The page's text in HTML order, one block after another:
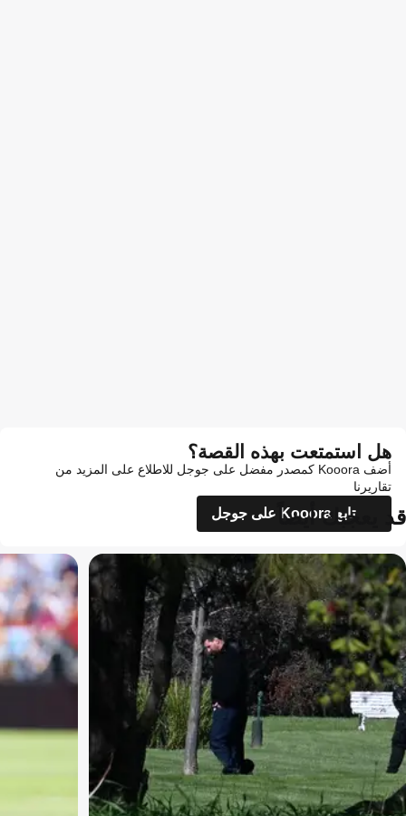
هل استمتعت بهذه القصة؟
أضف Kooora كمصدر مفضل على جوجل للاطلاع على المزيد من
تقاريرنا
تابع Kooora على جوجل
قد يعجبك أيضاً